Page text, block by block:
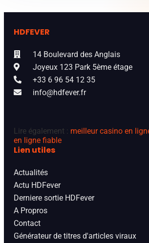
HDFEVER
14 Boulevard des Anglais
Joyeux 123 Park 5ème étage
+33 6 96 54 12 35
info@hdfever.fr
Lire également : meilleur casino en
en ligne fiable
Lien utiles
Actualités
Actu HDFever
Derniere sortie HDFever
A Propros
Contact
Générateur de titres d'articles viraux